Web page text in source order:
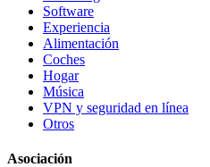
Software
Experiencia
Alimentación
Coches
Hogar
Música
VPN y seguridad en línea
Otros
Asociación